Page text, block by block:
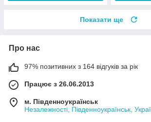
Показати ще
Про нас
97% позитивних з 164 відгуків за рік
Працює з 26.06.2013
м. Південноукраїнськ
Незалежності, Південноукраїнськ,